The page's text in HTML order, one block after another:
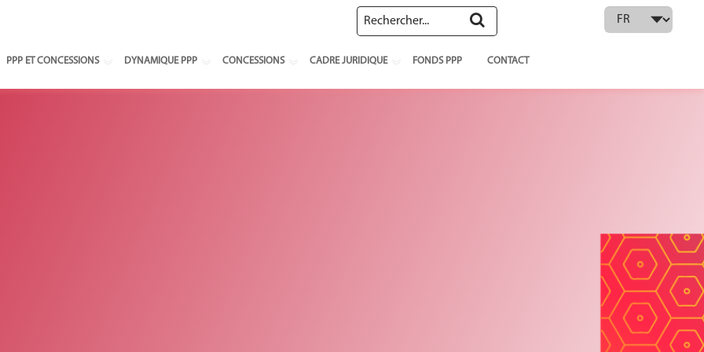
Select your language
PPP ET CONCESSIONS DYNAMIQUE PPP CONCESSIONS CADRE JURIDIQUE FONDS PPP CONTACT